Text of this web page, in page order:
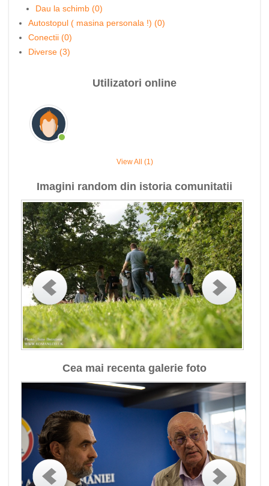
Dau la schimb (0)
Autostopul ( masina personala !) (0)
Conectii (0)
Diverse (3)
Utilizatori online
View All (1)
Imagini random din istoria comunitatii
Cea mai recenta galerie foto